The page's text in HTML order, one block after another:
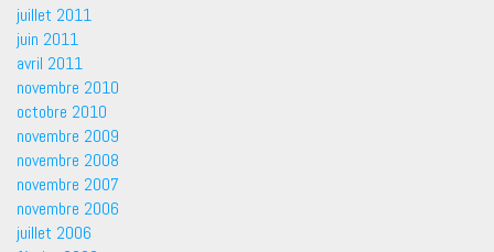
juillet 2011
juin 2011
avril 2011
novembre 2010
octobre 2010
novembre 2009
novembre 2008
novembre 2007
novembre 2006
juillet 2006